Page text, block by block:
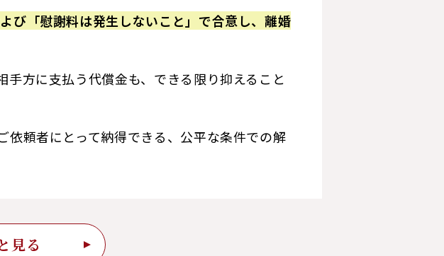
び「慰謝料は発生しないこと」で合意し、離婚
方に支払う代償金も、できる限り抑えること
頼者にとって納得できる、公平な条件での解
見る